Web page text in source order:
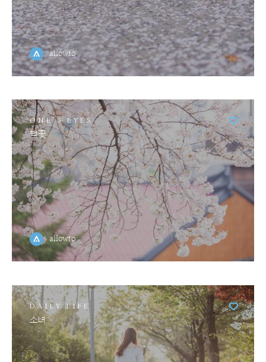
allowto
ONE'S EYES
벚꽃
allowto
DAILY LIFE
소녀